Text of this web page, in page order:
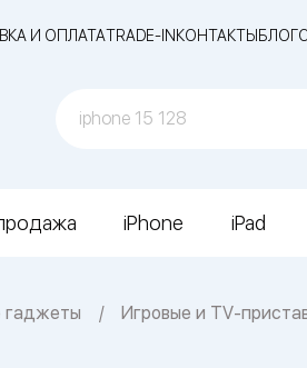
И ОПЛАТАTRADE-INКОНТАКТЫБЛОГ
iPhone iPad
гаджеты Игровые и TV-